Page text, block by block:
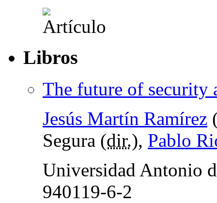
Libros
The future of security
Jesús Martín Ramírez
Segura (dir.), Pablo
Universidad Antonio
940119-6-2